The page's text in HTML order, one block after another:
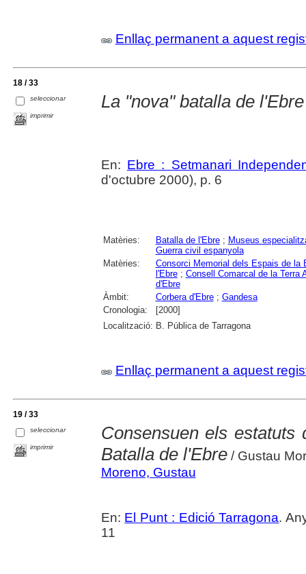
Enllaç permanent a aquest
18 / 33
seleccionar
imprimir
La "nova" batalla de
En: Ebre : Setmanari
d'octubre 2000), p. 6
Matèries: Batalla de l'Ebre; Museus
Guerra civil espanyola
Matèries:
Consorci Memorial dels Espais de la
l'Ebre; Consell Comarcal de la Terra
d'Ebre
Àmbit:
Corbera d'Ebre; Gandesa
Cronologia:
[2000]
Localització: B. Pública de Tarragona
Enllaç permanent a aquest
19 / 33
seleccionar
imprimir
Consensuen els
Batalla de l'Ebre/ Gustau
Moreno, Gustau
En: El Punt : Edició Tarragona.
11